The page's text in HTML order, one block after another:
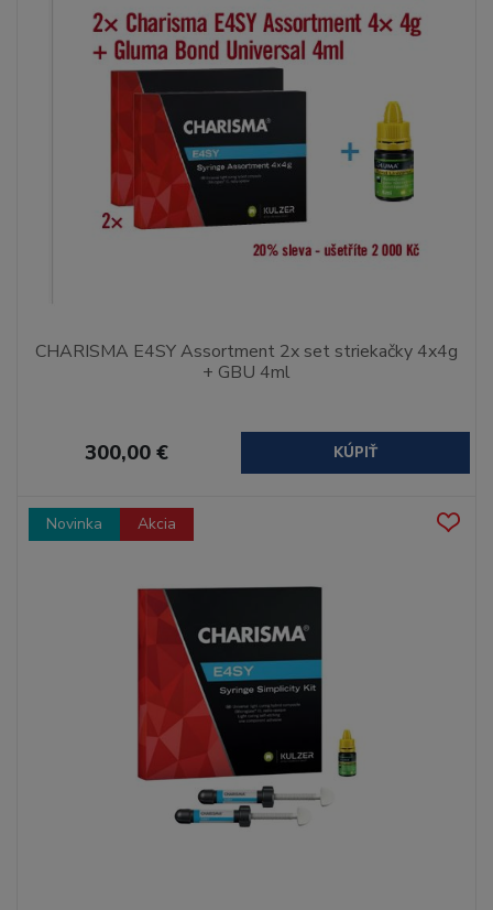
CHARISMA E4SY Assortment 2x set striekačky 4x4g
+ GBU 4ml
300,00 € KÚPIŤ
Novinka Akcia